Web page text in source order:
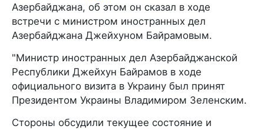
Азербайджана, об этом он сказал в ходе
встречи с министром иностранных дел
Азербайджана Джейхуном Байрамовым.
"Министр иностранных дел Азербайджанской
Республики Джейхун Байрамов в ходе
официального визита в Украину был принят
Президентом Украины Владимиром Зеленским.
Стороны обсудили текущее состояние и